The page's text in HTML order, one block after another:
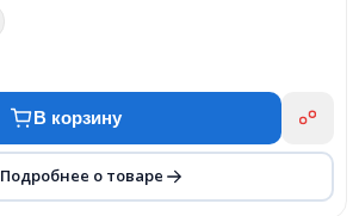
В корзину
Подробнее о товаре